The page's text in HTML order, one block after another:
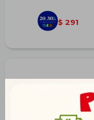
$ 291